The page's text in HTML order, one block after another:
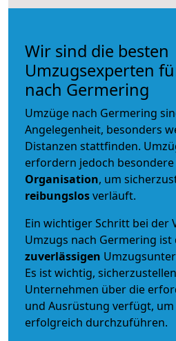
Wir sind die besten
Umzugsexperten
nach Germering
Umzüge nach Germering
Angelegenheit, besonders
Distanzen stattfinden.
erfordern jedoch besondere
Organisation, um
reibungslosverläuft.
Ein wichtiger Schritt bei der
Umzugs nach Germering ist
zuverlässigen
Es ist wichtig,
Unternehmen über die
und Ausrüstung verfügt,
erfolgreich durchzuführen.